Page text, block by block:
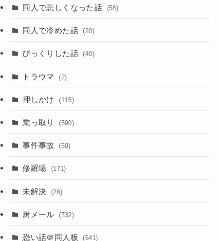
同人で悲しくなった話 (58)
同人で冷めた話 (20)
びっくりした話 (40)
トラウマ (2)
押しかけ (115)
乗っ取り (590)
事件事故 (59)
修羅場 (171)
未解決 (26)
厨メール (732)
恐い話＠同人板 (641)